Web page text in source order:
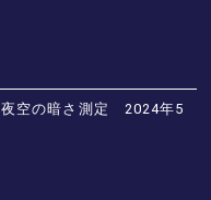
夜空の暗さ測定 2024年5